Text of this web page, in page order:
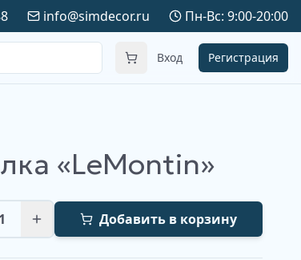
info@simdecor.ru Пн-Вс: 9:00-20:00
Вход Регистрация
«LeMontin»
1 Добавить в корзину